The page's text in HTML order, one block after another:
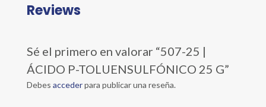
Reviews
Sé el primero en valorar “507-25 |
ÁCIDO P-TOLUENSULFÓNICO 25 G”
Debes accederpara publicar una reseña.